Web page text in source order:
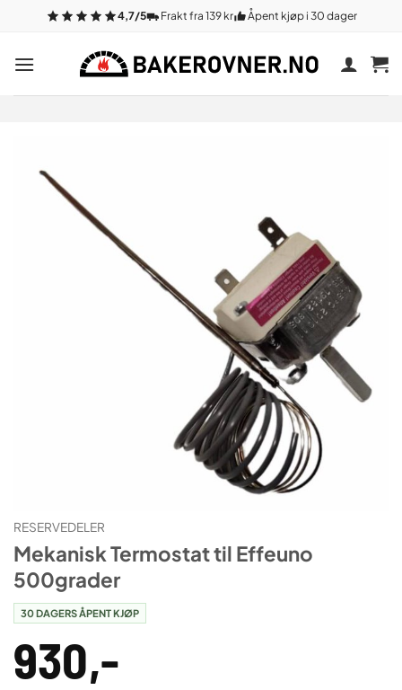
innhold
4,7/5 Frakt fra 139 kr Åpent kjøp i 30 dager
RESERVEDELER
Mekanisk Termostat til Effeuno
500grader
30 DAGERS ÅPENT KJØP
930,-